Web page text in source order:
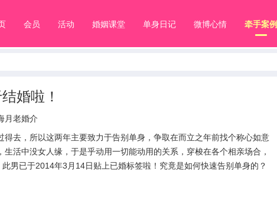
会员 活动 婚姻课堂 单身日记 微博心情 牵手案例
婚啦！
月老婚介
去，所以这两年主要致力于告别单身，争取在而立之年前找个称心如意
活中没女人缘，于是乎动用一切能动用的关系，穿梭在各个相亲场合，
男已于2014年3月14日贴上已婚标签啦！究竟是如何快速告别单身的？